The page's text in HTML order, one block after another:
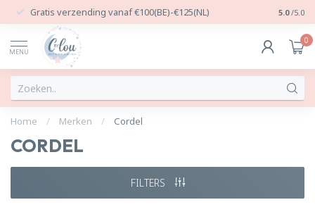
Gratis verzending vanaf €100(BE)-€125(NL) 24/7
5.0 /5.0
MENU
0
Home / Merken / Cordel
CORDEL
FILTERS